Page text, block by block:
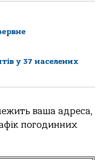
у 37 населених
вaшa aдресa,
пoгoдинних